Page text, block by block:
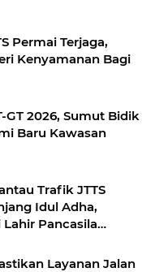
Permai Terjaga,
Kenyamanan Bagi
GT 2026, Sumut Bidik
Baru Kawasan
Trafik JTTS
Idul Adha,
Pancasila
Layanan Jalan